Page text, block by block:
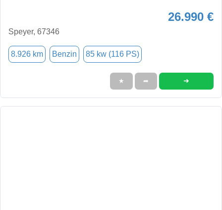
26.990 €
Speyer, 67346
8.926 km Benzin 85 kw (116 PS)
★ ➦ ➜